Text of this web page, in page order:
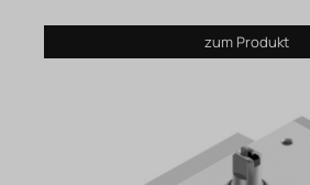
zum Produkt